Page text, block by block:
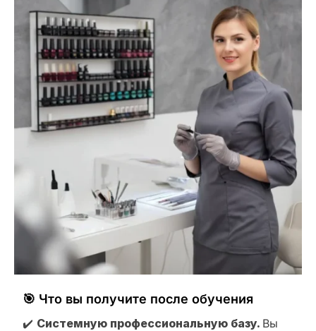
🎯 Что вы получите после обучения
✔️ Системную профессиональную базу. Вы